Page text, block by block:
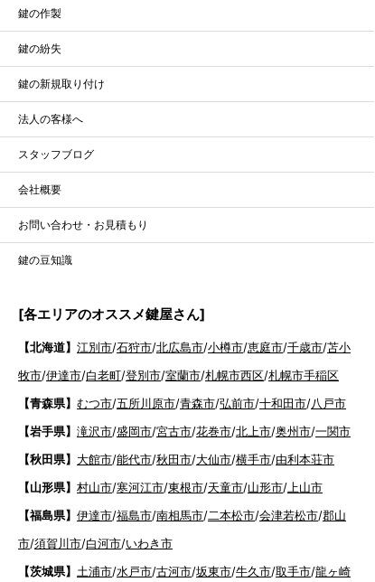
鍵の作製
鍵の紛失
鍵の新規取り付け
法人の客様へ
スタッフブログ
会社概要
お問い合わせ・お見積もり
鍵の豆知識
[各エリアのオススメ鍵屋さん]
【北海道】 江別市/石狩市/北広島市/小樽市/恵庭市/千歳市/苫小
牧市/伊達市/白老町/登別市/室蘭市/札幌市西区/札幌市手稲区
【青森県】 むつ市/五所川原市/青森市/弘前市/十和田市/八戸市
【岩手県】 滝沢市/盛岡市/宮古市/花巻市/北上市/奥州市/一関市
【秋田県】 大館市/能代市/秋田市/大仙市/横手市/由利本荘市
【山形県】 村山市/寒河江市/東根市/天童市/山形市/上山市
【福島県】 伊達市/福島市/南相馬市/二本松市/会津若松市/郡山
市/須賀川市/白河市/いわき市
【茨城県】 土浦市/水戸市/古河市/坂東市/牛久市/取手市/龍ヶ崎